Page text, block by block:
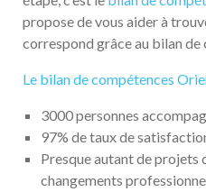
propose de vous aider à
correspond grâce au bilan de
Le bilan de compétences
3000 personnes
97% de taux de
Presque autant de projets
changements